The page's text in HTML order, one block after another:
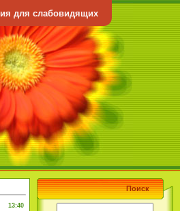
для слабовидящих
13:40
Поиск